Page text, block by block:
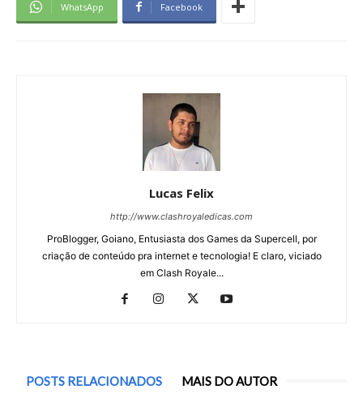
WhatsApp Facebook
Lucas Felix
http://www.clashroyaledicas.com
ProBlogger, Goiano, Entusiasta dos Games da Supercell, por
criação de conteúdo pra internet e tecnologia! E claro, viciado
em Clash Royale...
POSTS RELACIONADOS MAIS DO AUTOR